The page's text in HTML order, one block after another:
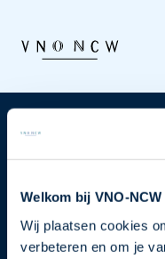
Welkom bij VNO-NCW
Wij plaatsen cookies
verbeteren en om je
Nieuwsbrief
je nu in voor de VNO-
Schrijf je in